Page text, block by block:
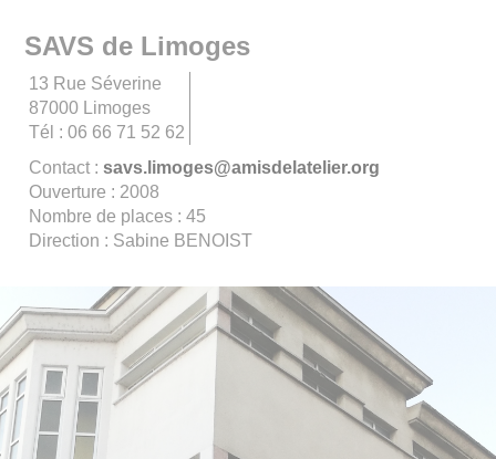
SAVS de Limoges
13 Rue Séverine
87000 Limoges
Tél : 06 66 71 52 62
Contact :savs.limoges@amisdelatelier.org
Ouverture : 2008
Nombre de places : 45
Direction : Sabine BENOIST